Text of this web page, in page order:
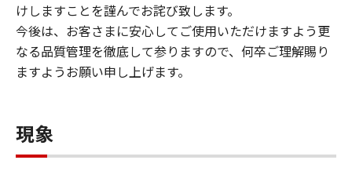
けしますことを謹んでお詫び致します。
今後は、お客さまに安心してご使用いただけますよう更
なる品質管理を徹底して参りますので、何卒ご理解賜り
ますようお願い申し上げます。
現象